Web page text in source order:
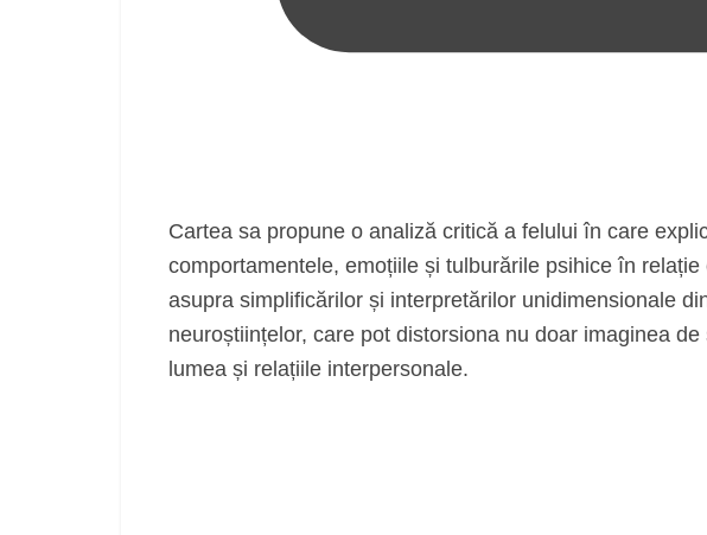
Cartea sa propune o analiză critică a felului în care
comportamentele, emoțiile și tulburările psihice în
asupra simplificărilor și interpretărilor unidimensionale
neuroștiințelor, care pot distorsiona nu doar imaginea
lumea și relațiile interpersonale.